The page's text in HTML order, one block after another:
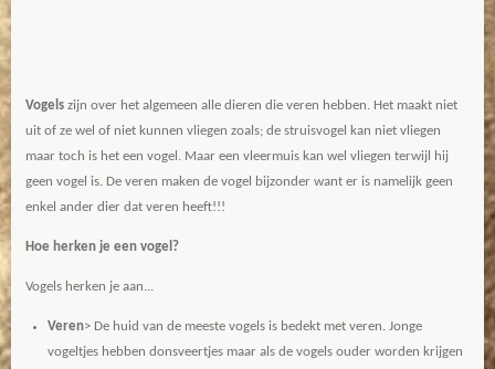
Vogels zijn over het algemeen alle dieren die veren hebben. Het maakt niet
uit of ze wel of niet kunnen vliegen zoals; de struisvogel kan niet vliegen
maar toch is het een vogel. Maar een vleermuis kan wel vliegen terwijl hij
geen vogel is. De veren maken de vogel bijzonder want er is namelijk geen
enkel ander dier dat veren heeft!!!
Hoe herken je een vogel?
Vogels herken je aan...
Veren> De huid van de meeste vogels is bedekt met veren. Jonge
vogeltjes hebben donsveertjes maar als de vogels ouder worden krijgen